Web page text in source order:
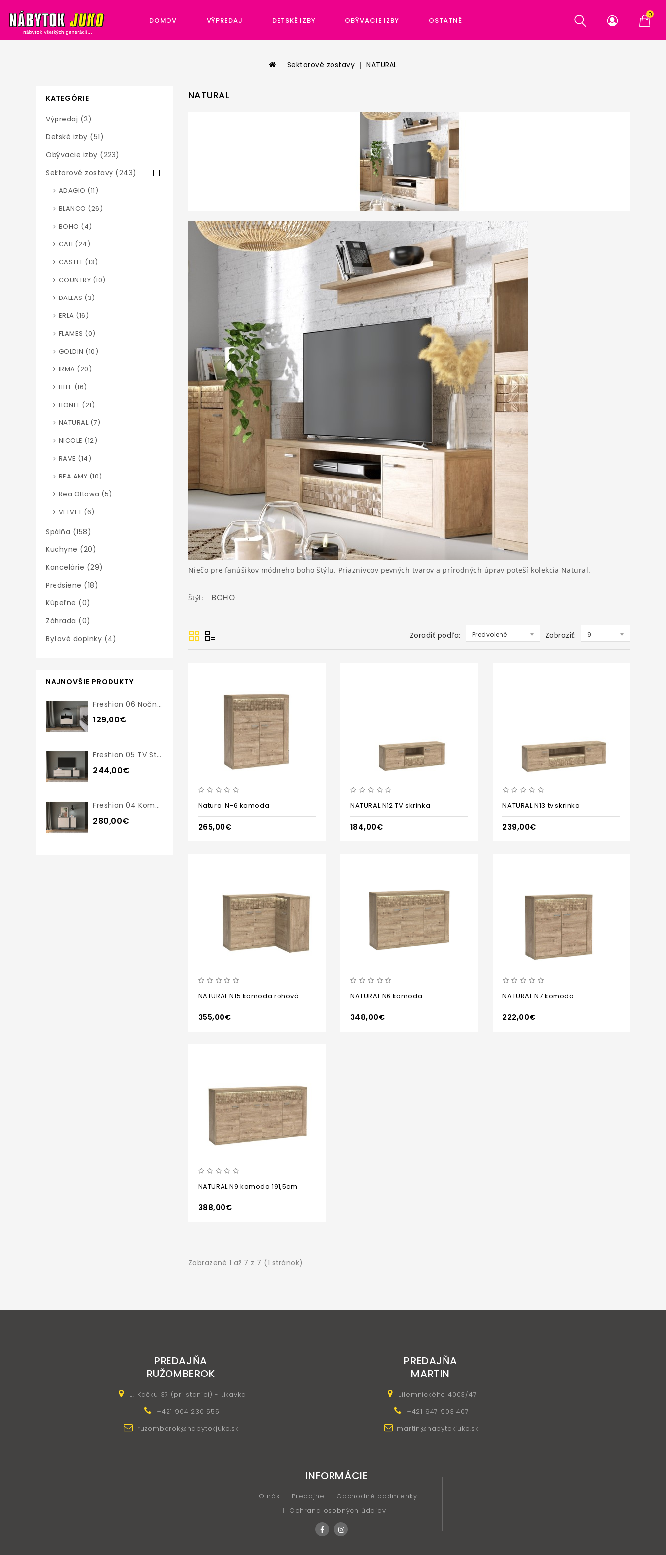
0
DOMOV VÝPREDAJ DETSKÉ IZBY OBÝVACIE IZBY OSTATNÉ
Sektorové zostavy NATURAL
KATEGÓRIE
Výpredaj (2)
Detské izby (51)
Obývacie izby (223)
Sektorové zostavy (243)
ADAGIO (11)
BLANCO (26)
BOHO (4)
CALI (24)
CASTEL (13)
COUNTRY (10)
DALLAS (3)
ERLA (16)
FLAMES (0)
GOLDIN (10)
IRMA (20)
LILLE (16)
LIONEL (21)
NATURAL (7)
NICOLE (12)
RAVE (14)
REA AMY (10)
Rea Ottawa (5)
VELVET (6)
Spálňa (158)
Kuchyne (20)
Kancelárie (29)
Predsiene (18)
Kúpeľne (0)
Záhrada (0)
Bytové doplnky (4)
NAJNOVŠIE PRODUKTY
Freshion 06 Nočný Stolík
129,00€
Freshion 05 TV Stolík
244,00€
Freshion 04 Komoda
280,00€
NATURAL
Niečo pre fanúšikov módneho boho štýlu. Priaznivcov pevných tvarov a prírodných úprav poteší kolekcia Natural.
Štýl: BOHO
Zoradiť podľa: Predvolené Zobraziť: 9
Natural N-6 komoda
265,00€
NATURAL N12 TV skrinka
184,00€
NATURAL N13 tv skrinka
239,00€
NATURAL N15 komoda rohová
355,00€
NATURAL N6 komoda
348,00€
NATURAL N7 komoda
222,00€
NATURAL N9 komoda 191,5cm
388,00€
Zobrazené 1 až 7 z 7 (1 stránok)
PREDAJŇA
RUŽOMBEROK
J. Kačku 37 (pri stanici) - Likavka
+421 904 230 555
ruzomberok@nabytokjuko.sk
PREDAJŇA
MARTIN
Jilemnického 4003/47
+421 947 903 407
martin@nabytokjuko.sk
INFORMÁCIE
O nás Predajne
Obchodné podmienky
Ochrana osobných údajov